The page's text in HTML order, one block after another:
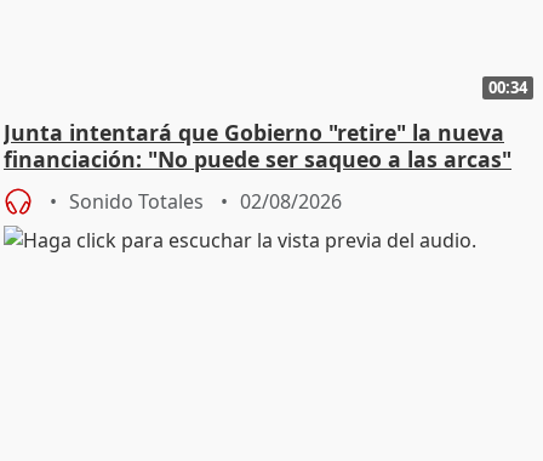
00:34
Junta intentará que Gobierno "retire" la nueva
financiación: "No puede ser saqueo a las arcas"
Sonido Totales 02/08/2026